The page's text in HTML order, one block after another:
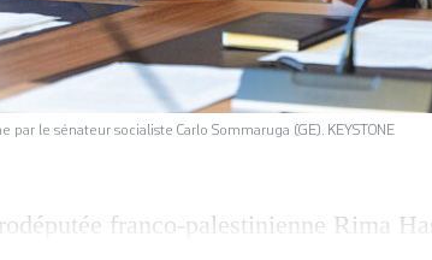
le sénateur socialiste Carlo Sommaruga (GE). KEYSTONE
franco-palestinienne Rima